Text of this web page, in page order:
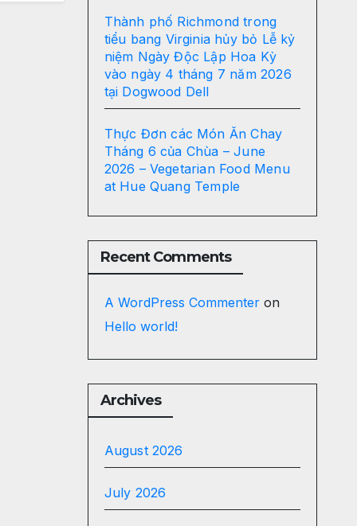
Thành phố Richmond trong
tiểu bang Virginia hủy bỏ Lễ kỷ
niệm Ngày Độc Lập Hoa Kỳ
vào ngày 4 tháng 7 năm 2026
tại Dogwood Dell
Thực Đơn các Món Ăn Chay
Tháng 6 của Chùa – June
2026 – Vegetarian Food Menu
at Hue Quang Temple
Recent Comments
A WordPress Commenteron
Hello world!
Archives
August 2026
July 2026